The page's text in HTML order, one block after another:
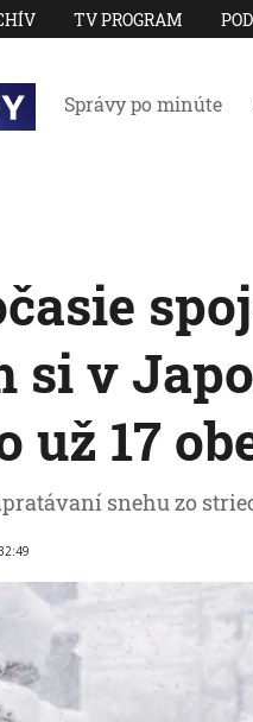
TV PROGRAM
Správy po minúte
si v
už 17
snehu zo